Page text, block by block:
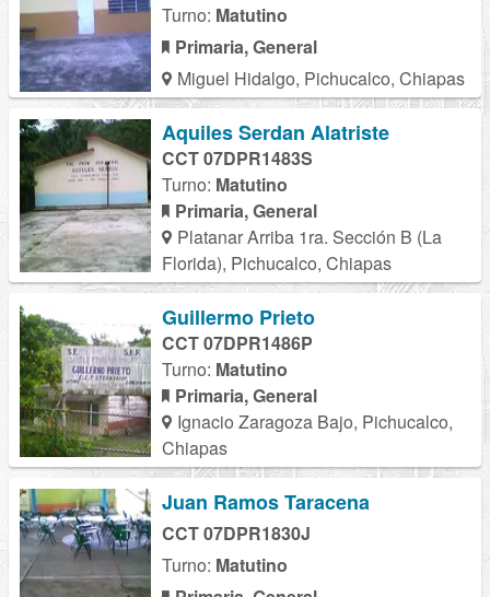
Turno: Matutino
Primaria, General
Miguel Hidalgo, Pichucalco, Chiapas
Aquiles Serdan Alatriste
CCT 07DPR1483S
Turno: Matutino
Primaria, General
Platanar Arriba 1ra. Sección B (La
Florida), Pichucalco, Chiapas
Guillermo Prieto
CCT 07DPR1486P
Turno: Matutino
Primaria, General
Ignacio Zaragoza Bajo, Pichucalco,
Chiapas
Juan Ramos Taracena
CCT 07DPR1830J
Turno: Matutino